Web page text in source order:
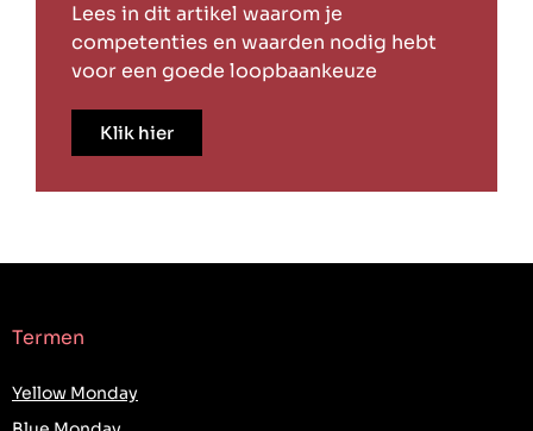
Lees in dit artikel waarom je
competenties en waarden nodig hebt
voor een goede loopbaankeuze
Klik hier
Termen
Yellow Monday